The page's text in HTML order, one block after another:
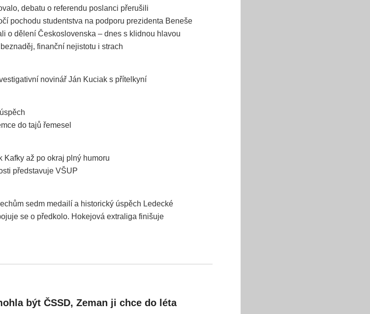
debatu o referendu poslanci přerušili
pochodu studentstva na podporu prezidenta Beneše
o dělení Československa – dnes s klidnou hlavou
finanční nejistotu i strach
novinář Ján Kuciak s přítelkyní
do tajů řemesel
až po okraj plný humoru
představuje VŠUP
sedm medailí a historický úspěch Ledecké
se o předkolo. Hokejová extraliga finišuje
být ČSSD, Zeman ji chce do léta